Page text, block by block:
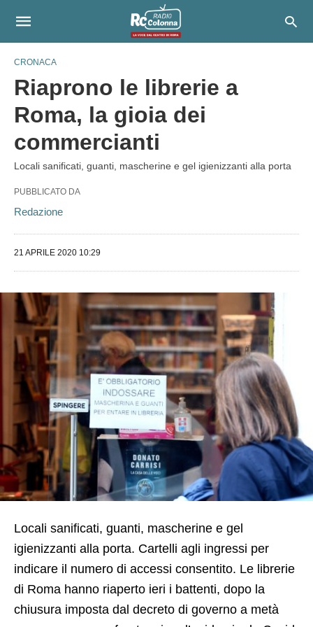
CRONACA
Riaprono le librerie a
Roma, la gioia dei
commercianti
Locali sanificati, guanti, mascherine e gel igienizzanti alla porta
PUBBLICATO DA
Redazione
21 APRILE 2020 10:29
Locali sanificati, guanti, mascherine e gel
igienizzanti alla porta. Cartelli agli ingressi per
indicare il numero di accessi consentito. Le librerie
di Roma hanno riaperto ieri i battenti, dopo la
chiusura imposta dal decreto di governo a metà